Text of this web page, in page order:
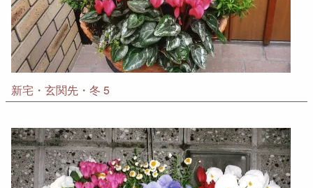
新宅・玄関先・冬 5